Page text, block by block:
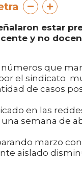
estar
y no
que
el sindicato
de casos
en las
semana de
marzo
aislado